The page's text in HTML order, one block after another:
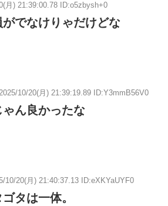
月) 21:39:00.78 ID:o5zbysh+0
でなけりゃだけどな
2025/10/20(月) 21:39:19.89 ID:Y3mmB56V0
ん良かったな
10/20(月) 21:40:37.13 ID:eXKYaUYF0
タは一体。